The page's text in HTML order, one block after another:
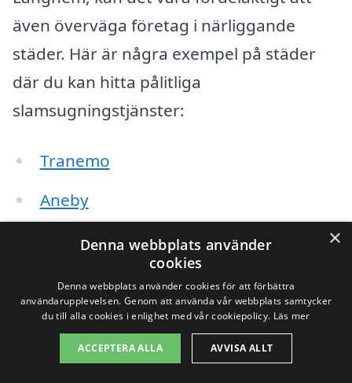
även överväga företag i närliggande
städer. Här är några exempel på städer
där du kan hitta pålitliga
slamsugningstjänster:
Tranemo
Aneby
Gullspång
Hylte
Mullsjö
Bollebygd
×
Denna webbplats använder
cookies
Denna webbplats använder cookies för att förbättra
användarupplevelsen. Genom att använda vår webbplats samtycker
du till alla cookies i enlighet med vår cookiepolicy. Läs mer
ACCEPTERA ALLA AVVISA ALLT